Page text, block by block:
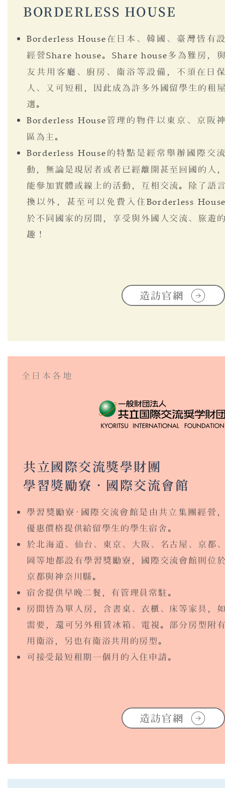
BORDERLESS HOUSE
Borderless House在日本、韓國、臺灣皆有
經營Share house。 Share house多為雅房，
友共用客廳、廚房、衛浴等設備，不須在日
人、又可短租，因此成為許多外國留學生的租
選。
Borderless House管理的物件以東京、京阪
區為主。
Borderless House的特點是經常舉辦國際交
動，無論是現居者或者已經離開甚至回國的人
能參加實體或線上的活動，互相交流。除了語
換以外，甚至可以免費入住Borderless
於不同國家的房間，享受與外國人交流、旅遊
趣！
造訪官網
全日本各地
共立國際交流獎學財團
學習獎勵寮．國際交流會館
學習獎勵寮‧國際交流會館是由共立集團經營
優惠價格提供給留學生的學生宿舍。
於北海道、仙台、東京、大阪、名古屋、京都
岡等地都設有學習獎勵寮，國際交流會館則位
京都與神奈川縣。
宿舍提供早晚二餐，有管理員常駐。
房間皆為單人房，含書桌、衣櫃、床等家具，
需要，還可另外租賃冰箱、電視。部分房型附
用衛浴，另也有衛浴共用的房型。
可接受最短租期一個月的入住申請。
造訪官網